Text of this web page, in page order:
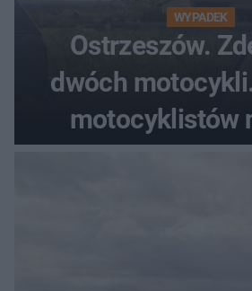
WYPADEK
Ostrzeszów.
dwóch
motocyklistów